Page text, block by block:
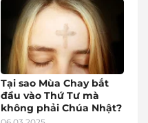
Tại sao Mùa Chay bắt
đầu vào Thứ Tư mà
không phải Chúa Nhật?